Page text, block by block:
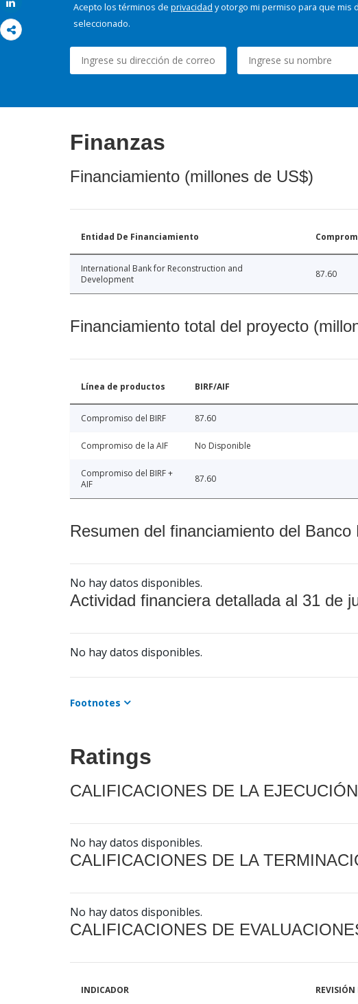
Acepto los términos de privacidad y otorgo mi permiso para que
seleccionado.
Finanzas
Financiamiento (millones de US$)
Entidad De Financiamiento
International Bank for Reconstruction and
Development
87.60
Financiamiento total del proyecto
Línea de productos BIRF/AIF
Compromiso del BIRF 87.60
Compromiso de la AIF No Disponible
Compromiso del BIRF +
AIF
87.60
Resumen del financiamiento del
No hay datos disponibles.
Actividad financiera detallada al 31 de
No hay datos disponibles.
Footnotes
Ratings
CALIFICACIONES DE LA EJECUCIÓN
No hay datos disponibles.
CALIFICACIONES DE LA
No hay datos disponibles.
CALIFICACIONES DE
INDICADOR